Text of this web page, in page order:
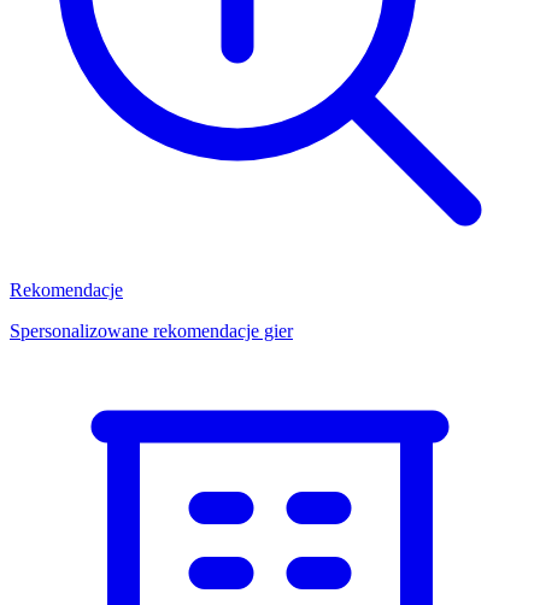
Rekomendacje
Spersonalizowane rekomendacje gier